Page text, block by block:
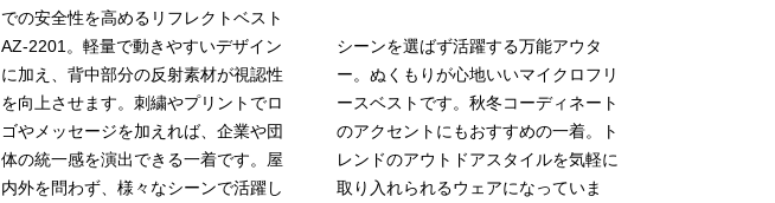
での安全性を高めるリフレクトベスト
AZ-2201。軽量で動きやすいデザイン
に加え、背中部分の反射素材が視認性
を向上させます。刺繍やプリントでロ
ゴやメッセージを加えれば、企業や団
体の統一感を演出できる一着です。屋
内外を問わず、様々なシーンで活躍し
シーンを選ばず活躍する万能アウタ
ー。ぬくもりが心地いいマイクロフリ
ースベストです。秋冬コーディネート
のアクセントにもおすすめの一着。ト
レンドのアウトドアスタイルを気軽に
取り入れられるウェアになっていま